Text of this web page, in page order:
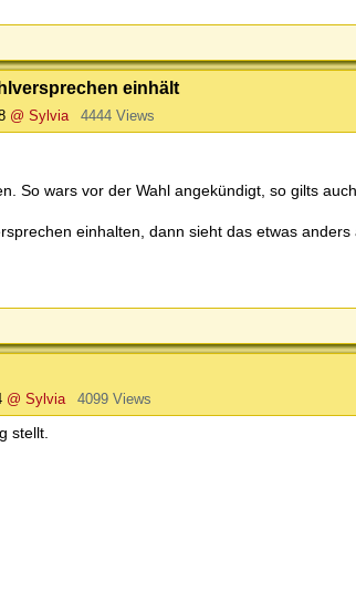
einhält
@ Sylvia 4444 Views
So wars vor der Wahl angekündigt, so gilts
einhalten, dann sieht das etwas
@ Sylvia 4099 Views
stellt.